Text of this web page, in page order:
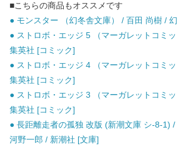
■こちらの商品もオススメです
● モンスター （幻冬舎文庫） / 百田 尚樹 /
● ストロボ・エッジ 5 （マーガレットコミ
集英社 [コミック]
● ストロボ・エッジ 4 （マーガレットコミ
集英社 [コミック]
● ストロボ・エッジ 3 （マーガレットコミ
集英社 [コミック]
● 長距離走者の孤独 改版 (新潮文庫 シ-8-1)
河野一郎 / 新潮社 [文庫]